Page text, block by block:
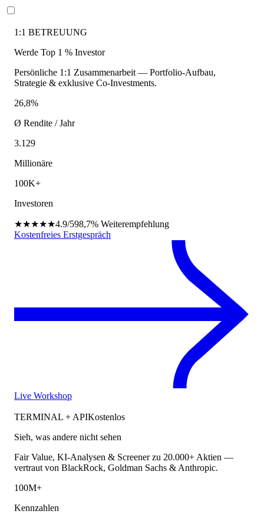
1:1 BETREUUNG
Werde Top 1 % Investor
Persönliche 1:1 Zusammenarbeit — Portfolio-Aufbau,
Strategie & exklusive Co-Investments.
26,8%
Ø Rendite / Jahr
3.129
Millionäre
100K+
Investoren
★★★★★4.9/598,7% Weiterempfehlung
Kostenfreies Erstgespräch
Live Workshop
TERMINAL + APIKostenlos
Sieh, was andere nicht sehen
Fair Value, KI-Analysen & Screener zu 20.000+ Aktien —
vertraut von BlackRock, Goldman Sachs & Anthropic.
100M+
Kennzahlen